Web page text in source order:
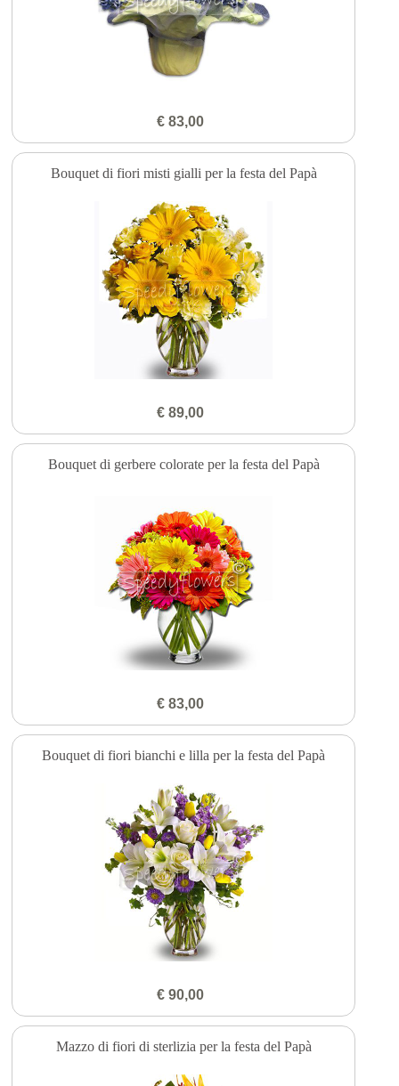
€ 83,00
Bouquet di fiori misti gialli per la festa del Papà
€ 89,00
Bouquet di gerbere colorate per la festa del Papà
€ 83,00
Bouquet di fiori bianchi e lilla per la festa del Papà
€ 90,00
Mazzo di fiori di sterlizia per la festa del Papà